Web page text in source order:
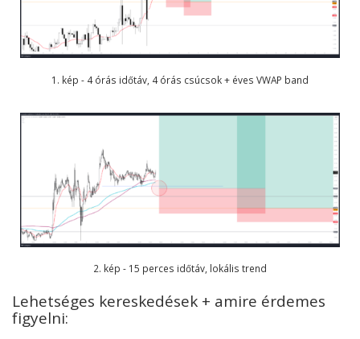
1. kép - 4 órás időtáv, 4 órás csúcsok + éves VWAP band
2. kép - 15 perces időtáv, lokális trend
Lehetséges kereskedések + amire érdemes
figyelni: